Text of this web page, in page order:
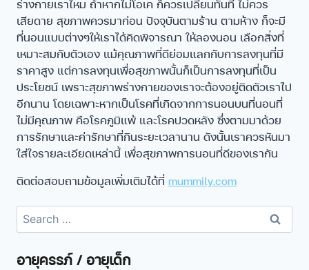
ร่างกายเราไหม ถ้าหากไม่โอเค ก็ควรเปลี่ยนทันที ไม่ควร
เสียดาย สุขภาพควรมาก่อน ปัจจุบันตามร้าน ตามห้าง ก็จะมี
ที่นอนแบบต่างๆให้เราได้คิดพิจารณา ให้ลองนอน เลือกสิ่งที่
เหมาะสมกับตัวเอง แม้คุณภาพที่ดีย่อมแลกกับการลงทุนที่มี
ราคาสูง แต่การลงทุนเพื่อสุขภาพนั้นก็เป็นการลงทุนที่เป็น
ประโยชน์ เพราะสุขภาพร่างกายของเราจะต้องอยู่ติดตัวเราไป
อีกนาน โดยเฉพาะหากเป็นโรคที่เกิดจากการนอนบนที่นอนที่
ไม่มีคุณภาพ คือโรคภูมิแพ้ และโรคปวดหลัง ซึ่งตามมาด้วย
การรักษาและค่ารักษาที่กินระยะเวลานาน ดังนั้นเราควรหันมา
ใส่ใจรายละเอียดเหล่านี้ เพื่อสุขภาพการนอนที่ดีของเรากัน
ติดต่อสอบถามข้อมูลเพิ่มเติมได้ที่ mummily.com
อายุครรภ์ / อายุเด็ก